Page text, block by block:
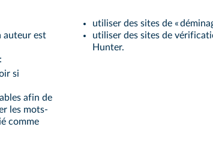
auteur est
si
afin de
les mots-
comme
utiliser des sites de «
utiliser des sites de
Hunter.